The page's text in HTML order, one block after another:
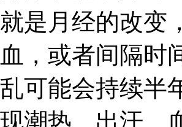
就是月经的改变
血，或者间隔时
乱可能会持续半
现潮热、出汗、